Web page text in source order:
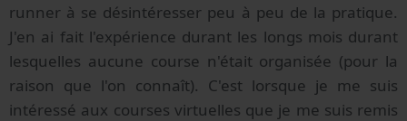
runner à se désintéresser peu à peu de la pratique.
J'en ai fait l'expérience durant les longs mois durant
lesquelles aucune course n'était organisée (pour la
raison que l'on connaît). C'est lorsque je me suis
intéressé aux courses virtuelles que je me suis remis